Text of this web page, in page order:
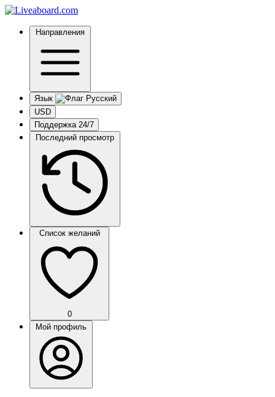
Направления
Язык
USD
Поддержка 24/7
Последний просмотр
Список желаний
0
Мой профиль